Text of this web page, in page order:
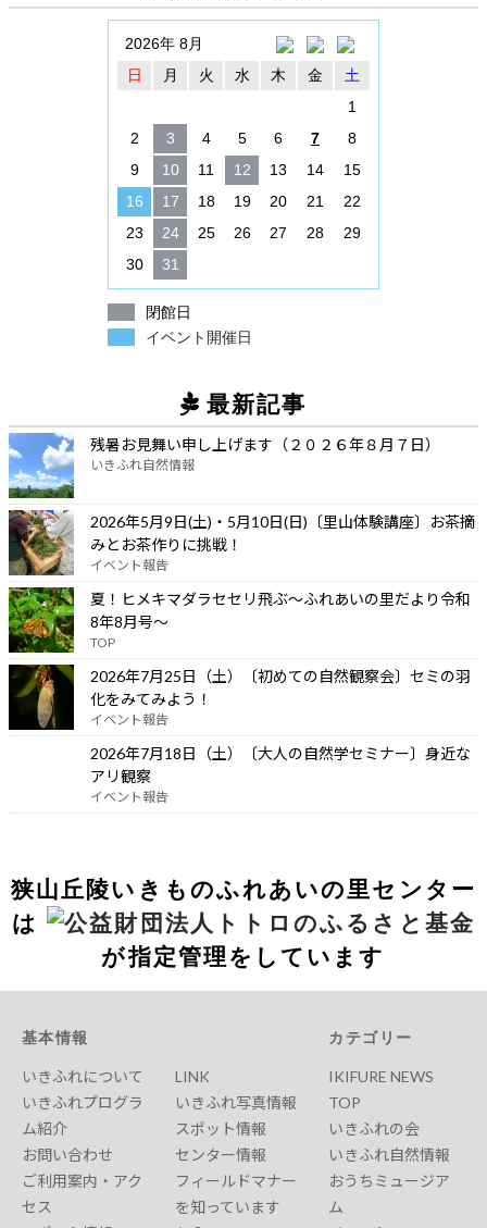
2026年 8月
日
月 火 水 木 金
土
1
2
3 4 5 6 7
8
9
10 11 12 13 14
15
16
17 18 19 20 21
22
23
24 25 26 27 28
29
30
31
閉館日
イベント開催日
最新記事
残暑お見舞い申し上げます（２０２６年８月７日）
いきふれ自然情報
2026年5月9日(土)・5月10日(日)〔里山体験講座〕お茶摘
みとお茶作りに挑戦！
イベント報告
夏！ヒメキマダラセセリ飛ぶ～ふれあいの里だより令和
8年8月号～
TOP
2026年7月25日（土）〔初めての自然観察会〕セミの羽
化をみてみよう！
イベント報告
2026年7月18日（土）〔大人の自然学セミナー〕身近な
アリ観察
イベント報告
狭山丘陵いきものふれあいの里センター
は
が指定管理をしています
基本情報
いきふれについて
いきふれプログラ
ム紹介
お問い合わせ
ご利用案内・アク
セス
LINK
いきふれ写真情報
スポット情報
センター情報
フィールドマナー
を知っています
カテゴリー
IKIFURE NEWS
TOP
いきふれの会
いきふれ自然情報
おうちミュージア
ム